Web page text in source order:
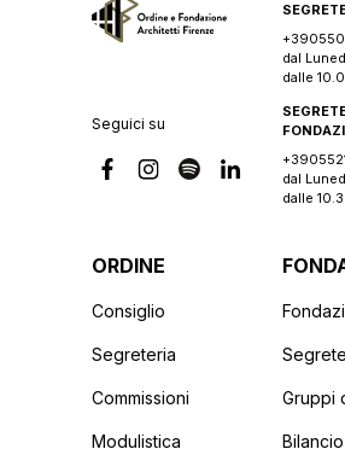
Seguici su
dal
dalle
dal
dalle
ORDINE
Consiglio
Segreteria
Commissioni
Modulistica
Gruppi
Bilancio